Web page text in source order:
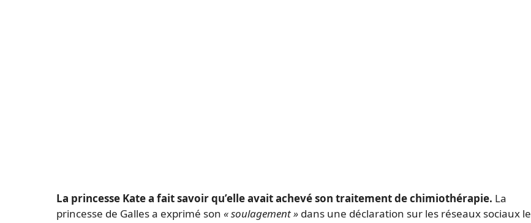
La princesse Kate a fait savoir qu’elle avait achevé son traitement de chimiothérapie. La
princesse de Galles a exprimé son « soulagement » dans une déclaration sur les réseaux sociaux le